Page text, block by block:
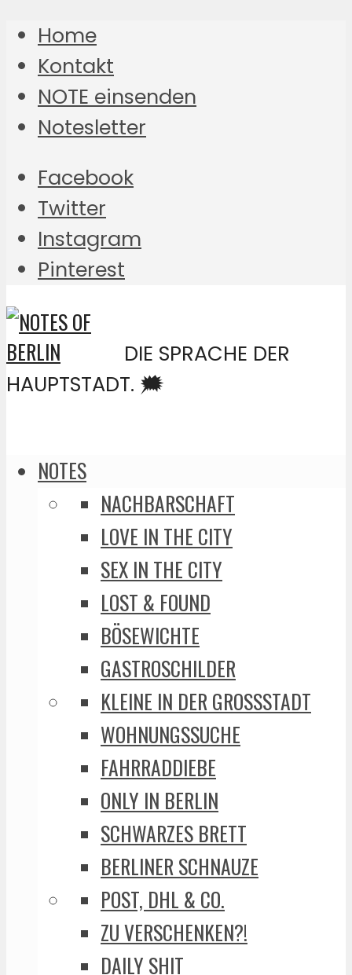
Home
Kontakt
NOTE einsenden
Notesletter
Facebook
Twitter
Instagram
Pinterest
DIE SPRACHE DER
HAUPTSTADT. 🗯️
NOTES
NACHBARSCHAFT
LOVE IN THE CITY
SEX IN THE CITY
LOST & FOUND
BÖSEWICHTE
GASTROSCHILDER
KLEINE IN DER GROSSSTADT
WOHNUNGSSUCHE
FAHRRADDIEBE
ONLY IN BERLIN
SCHWARZES BRETT
BERLINER SCHNAUZE
POST, DHL & CO.
ZU VERSCHENKEN?!
DAILY SHIT